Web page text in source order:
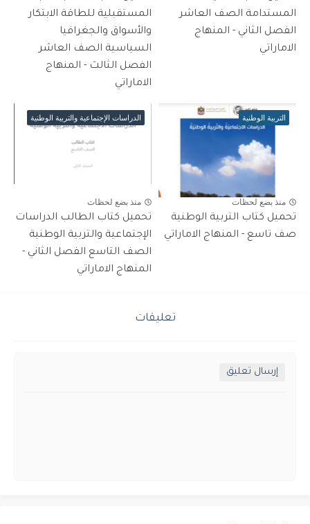
المستدامة الصف العاشر
الفصل الثاني - المنهاج
الاماراتي
المستقبلية للطاقة الابتكار
والأسواق والجغرافيا
السياسية الصف العاشر
الفصل الثالث - المنهاج
الاماراتي
التربية الوطنية
منذ بضع لحظات
تحميل كتاب التربية الوطنية
صف تاسع - المنهاج الاماراتي
الدراسات الإجتماعية والتربية الوطنية
منذ بضع لحظات
تحميل كتاب الطالب الدراسات
الإجتماعية والتربية الوطنية
الصف التاسع الفصل الثاني -
المنهاج الاماراتي
تعليقات
إرسال تعليق